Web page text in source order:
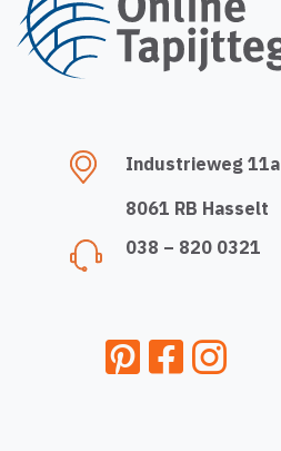
Industrieweg 11a
8061 RB Hasselt
038 – 820 0321